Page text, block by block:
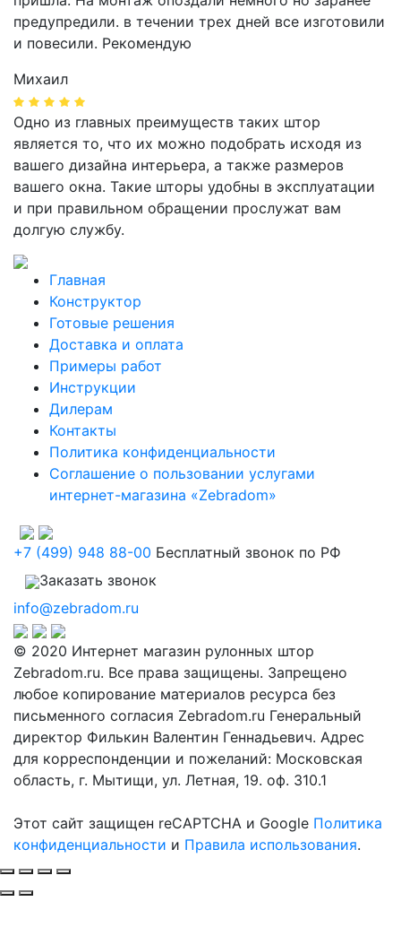
предупредили. в течении трех дней все изготовили
и повесили. Рекомендую
Михаил
Одно из главных преимуществ таких штор
является то, что их можно подобрать исходя из
вашего дизайна интерьера, а также размеров
вашего окна. Такие шторы удобны в эксплуатации
и при правильном обращении прослужат вам
долгую службу.
Главная
Конструктор
Готовые решения
Доставка и оплата
Примеры работ
Инструкции
Дилерам
Контакты
Политика конфиденциальности
Соглашение о пользовании услугами
интернет-магазина «Zebradom»
+7 (499) 948 88-00 Бесплатный звонок по РФ
Заказать звонок
info@zebradom.ru
© 2020 Интернет магазин рулонных штор
Zebradom.ru. Все права защищены. Запрещено
любое копирование материалов ресурса без
письменного согласия Zebradom.ru Генеральный
директор Филькин Валентин Геннадьевич. Адрес
для корреспонденции и пожеланий: Московская
область, г. Мытищи, ул. Летная, 19. оф. 310.1
Этот сайт защищен reCAPTCHA и Google Политика
конфиденциальности и Правила использования.